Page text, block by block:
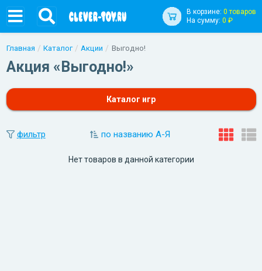
В корзине: 0 товаров
На сумму: 0 ₽
Главная Каталог Акции Выгодно!
Акция «Выгодно!»
Каталог игр
фильтр по названию А-Я
Нет товаров в данной категории